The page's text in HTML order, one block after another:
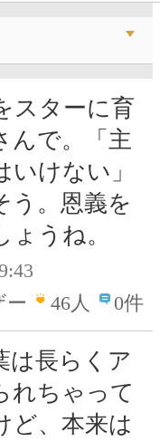
スターに育
んで。「主
けない」
う。恩義を
うね。
ー
46人 0件
は長らくア
れちゃって
ど、本来は